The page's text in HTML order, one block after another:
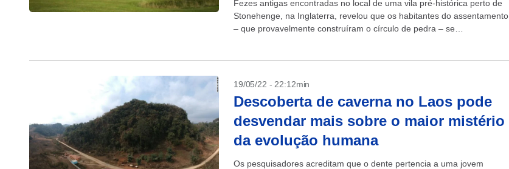
Fezes antigas encontradas no local de uma vila pré-histórica perto de
Stonehenge, na Inglaterra, revelou que os habitantes do assentamento
– que provavelmente construíram o círculo de pedra – se
19/05/22 - 22:12min
Descoberta de caverna no Laos pode
desvendar mais sobre o maior mistério
da evolução humana
Os pesquisadores acreditam que o dente pertencia a uma jovem